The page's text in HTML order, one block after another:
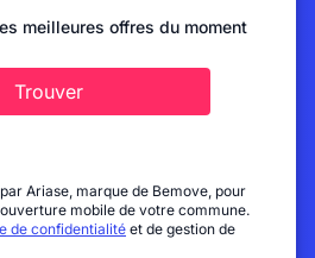
meilleures offres du moment
Trouver
Ariase, marque de Bemove, pour
mobile de votre commune.
de confidentialité et de gestion de